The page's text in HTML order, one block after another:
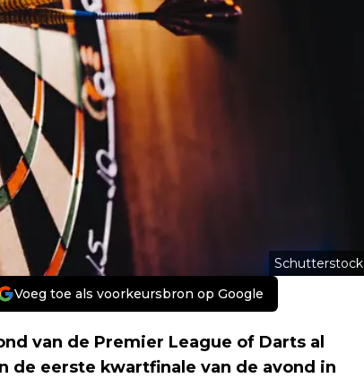
Schutterstock
Voeg toe als voorkeursbron op Google
van de Premier League of Darts al
de eerste kwartfinale van de avond in